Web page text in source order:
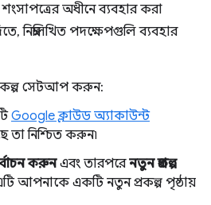
অধীনে ব্যবহার করা
নিম্নলিখিত পদক্ষেপগুলি ব্যবহার
সেটআপ করুন:
Google ক্লাউড অ্যাকাউন্ট
নিশ্চিত করুন৷
করুনএবং তারপরেনতুন প্রকল্প
আপনাকে একটি নতুন প্রকল্প পৃষ্ঠায়